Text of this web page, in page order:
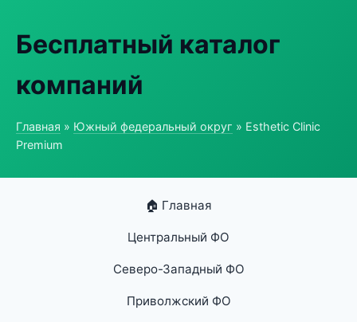
Бесплатный каталог
компаний
Главная » Южный федеральный округ » Esthetic Clinic
Premium
🏠 Главная
Центральный ФО
Северо-Западный ФО
Приволжский ФО